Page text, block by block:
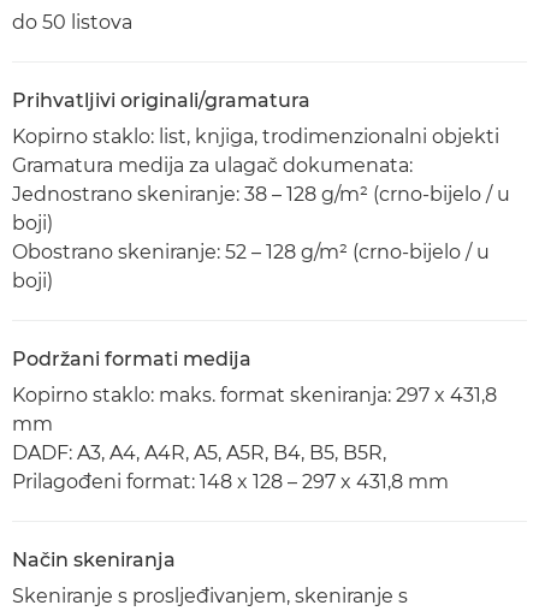
do 50 listova
Prihvatljivi originali/gramatura
Kopirno staklo: list, knjiga, trodimenzionalni objekti
Gramatura medija za ulagač dokumenata:
Jednostrano skeniranje: 38 – 128 g/m² (crno-bijelo / u
boji)
Obostrano skeniranje: 52 – 128 g/m² (crno-bijelo / u
boji)
Podržani formati medija
Kopirno staklo: maks. format skeniranja: 297 x 431,8
mm
DADF: A3, A4, A4R, A5, A5R, B4, B5, B5R,
Prilagođeni format: 148 x 128 – 297 x 431,8 mm
Način skeniranja
Skeniranje s prosljeđivanjem, skeniranje s